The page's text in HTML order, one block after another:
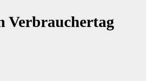
Verbrauchertag